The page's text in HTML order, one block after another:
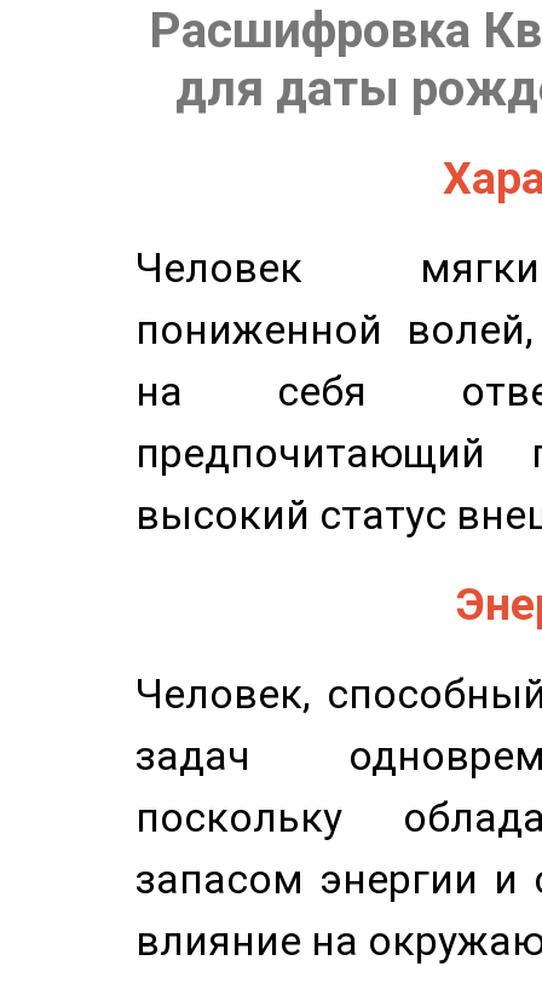
Расшифровка
для даты
Человек
пониженной
на себя
предпочитающий
высокий статус
Человек,
задач
поскольку
запасом энергии и
влияние на